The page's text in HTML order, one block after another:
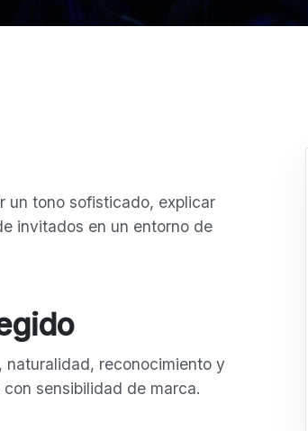
un tono sofisticado, explicar
invitados en un entorno de
naturalidad, reconocimiento y
sensibilidad de marca.